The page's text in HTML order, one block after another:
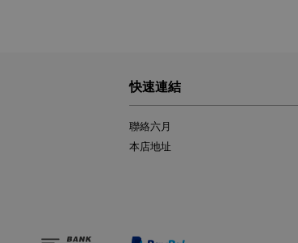
快速連結
聯絡六月
本店地址